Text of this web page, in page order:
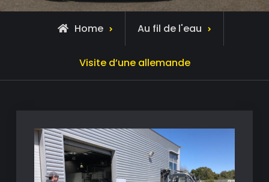
Home Au fil de l'eau
Visite d’une allemande